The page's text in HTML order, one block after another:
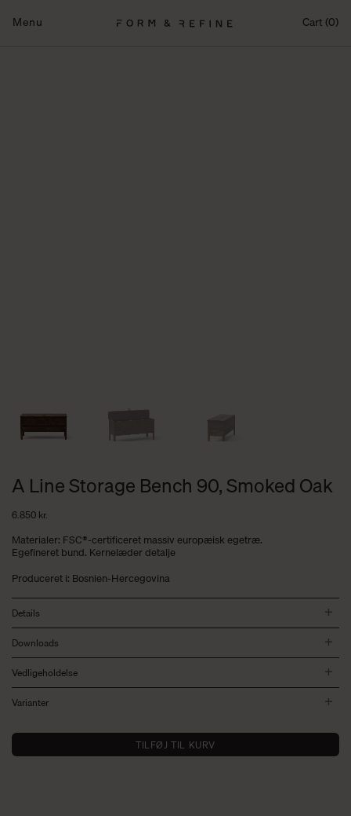
Menu Cart (0)
A Line Storage Bench 90, Smoked Oak
6.850 kr.
Materialer: FSC®-certificeret massiv europæisk egetræ.
Egefineret bund. Kernelæder detalje
Produceret i: Bosnien-Hercegovina
Details
Downloads
Vedligeholdelse
Varianter
TILFØJ TIL KURV